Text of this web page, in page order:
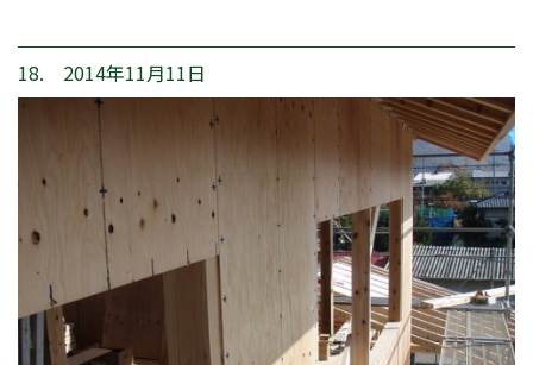
18. 2014年11月11日